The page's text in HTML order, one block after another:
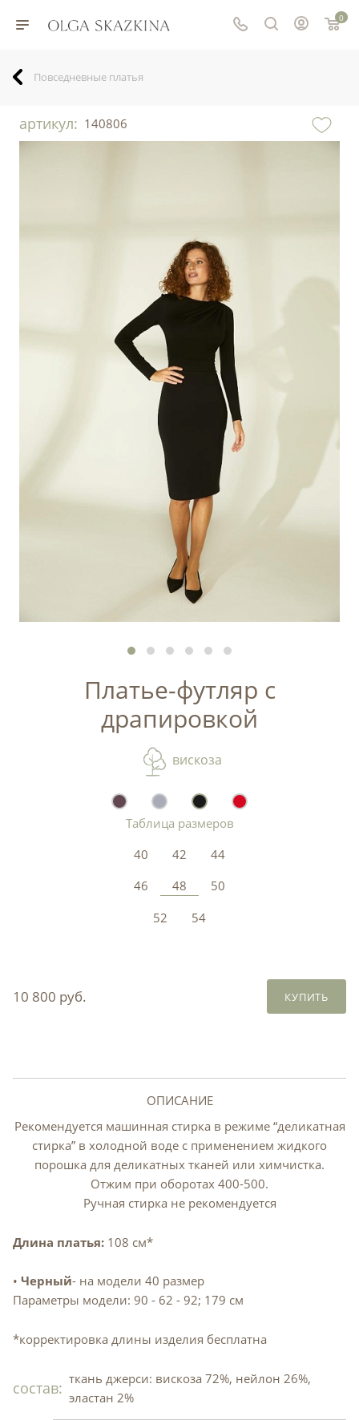
0
Повседневные платья
артикул: 140806
Платье-футляр с
драпировкой
вискоза
Таблица размеров
40
42
44
46
48
50
52
54
10 800 руб. КУПИТЬ
ОПИСАНИЕ
Рекомендуется машинная стирка в режиме “деликатная
стирка” в холодной воде с применением жидкого
порошка для деликатных тканей или химчистка.
Отжим при оборотах 400-500.
Ручная стирка не рекомендуется
Длина платья: 108 см*
• Черный- на модели 40 размер
Параметры модели: 90 - 62 - 92; 179 см
*корректировка длины изделия бесплатна
состав: ткань джерси: вискоза 72%, нейлон 26%,
эластан 2%